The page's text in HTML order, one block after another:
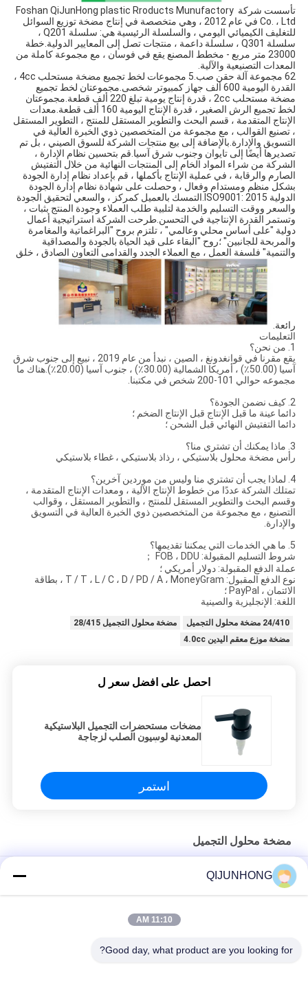
تأسست شركة Foshan QiJunHong plastic Rroducts Munufactory
المعدات التصنيعية والآلية.
رائعة.
التعليمات
1. من نحن؟
يقع مقرنا في قوانغدونغ ، الصين ، نبدأ من عام 2019 ، نبيع إلى جنوب شرق
آسيا (50.00٪) ، أمريكا الشمالية (30.00٪) ، جنوب آسيا (20.00٪).هناك ما
مجموعه حوالي 101-200 شخص في مكتبنا.
2. كيف نضمن الجودة؟
دائما عينة ما قبل الإنتاج قبل الإنتاج الضخم ؛
دائما التفتيش النهائي قبل الشحن ؛
3. ماذا يمكنك أن تشتري منا؟
رأس مضخة محلول بلاستيكي ، رذاذ بلاستيكي ، غطاء بلاستيكي
4. لماذا يجب أن تشتري منا وليس من موردين آخرين؟
تمتلك الشركة عددًا من خطوط الإنتاج الآلية ، ومعدات الإنتاج المتقدمة ،
وقسم البحث والتطوير المستقل للمنتج ، والتطوير المستقل ، وقوالب
التصنيع ، مع مجموعة من المتخصصين ذوي الخبرة العالية في التسويق
والإدارة.
5. ما هي الخدمات التي يمكننا تقديمها؟
شروط التسليم المقبولة: FOB ، DDU ；
عملة الدفع المقبولة: دولار أمريكي ؛
نوع الدفع المقبول: T / T ، L / C ، D / PD / A ، MoneyGram ، بطاقة
الائتمان ، PayPal ؛
اللغة: الإنجليزية والصينية
24/410 مضخة محلول التجميل
مضخة محلول التجميل 28/415
مضخة موزع معقم اليدين 4.0cc
احصل على افضل سعر ل
مضخات مستحضرات التجميل البلاستيكية
المعدنية لوسيون الصلب لزجاجة
استمر
مضخة محلول التجميل
السائل
QIJUNHONG
11:10 AM
Good day, what product are you looking for?